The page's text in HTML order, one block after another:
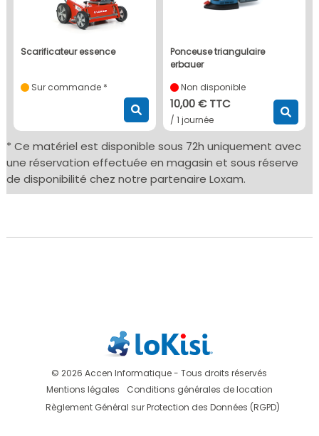
scarificateur essence
Sur commande *
ponceuse triangulaire
erbauer
Non disponible
10,00 € TTC
/ 1 journée
* Ce matériel est disponible sous 72h uniquement avec
une réservation effectuée en magasin et sous réserve
de disponibilité chez notre partenaire Loxam.
© 2026 Accen Informatique - Tous droits réservés
Mentions légales
Conditions générales de location
Règlement Général sur Protection des Données (RGPD)